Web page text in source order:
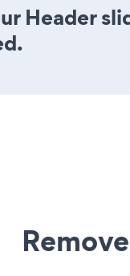
Header